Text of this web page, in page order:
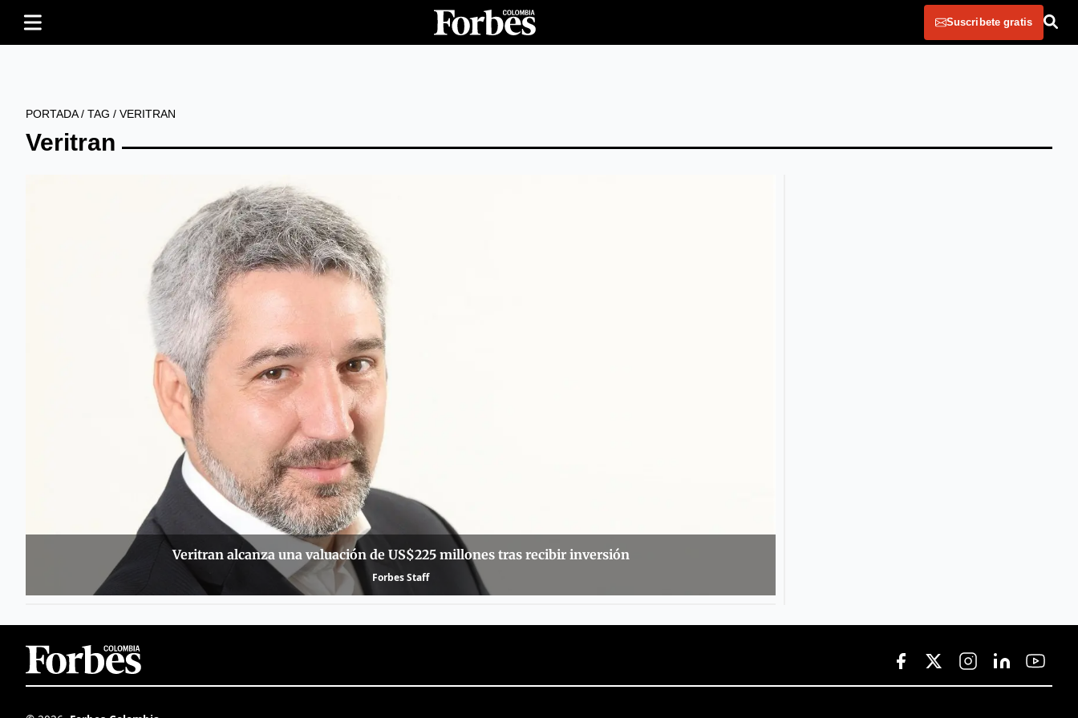
Suscribete gratis
PORTADA/ TAG / VERITRAN
Veritran
Veritran alcanza una valuación de US$225 millones tras recibir inversión
Forbes Staff